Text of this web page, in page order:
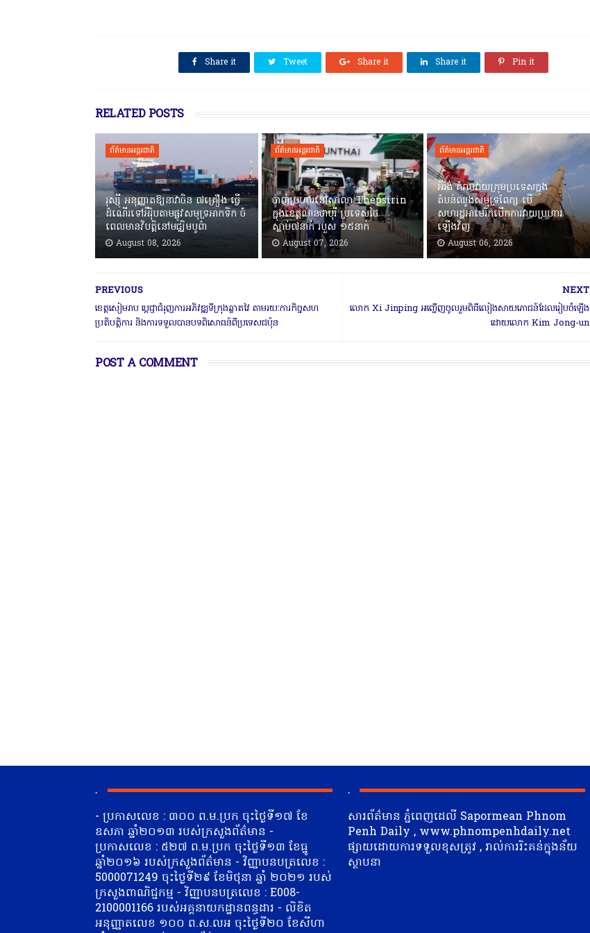
Share it Tweet Share it Share it Pin it
RELATED POSTS
ព័ត៌មានអន្តរជាតិ
រុស្ស៊ី អនុញ្ញាតឱ្យនាវាចិន ៧គ្រឿង ធ្វើ
ដំណើរទៅអឺរ៉ុបតាមផ្លូវសមុទ្រអាកទិក ចំ
ពេលមានវិបត្តិនៅមជ្ឈិមបូព៌ា
August 08, 2026
ព័ត៌មានអន្តរជាតិ
បាញ់ប្រហារនៅសាលា Thepsirin
ក្នុងខេត្តណនថាបុរី ប្រទេសថៃ
ស្លាប់៧នាក់ របួស ១៥នាក់
August 07, 2026
ព័ត៌មានអន្តរជាតិ
អ៊ីរ៉ង់ គំរាមវាយក្រុមប្រទេសក្នុង
តំបន់ឈូងសមុទ្រពែក្ស បើ
សហរដ្ឋអាមេរិកបើកការវាយប្រហារ
ឡើងវិញ
August 06, 2026
NEXT
លោក Xi Jinping អញ្ជើញចូលរួមពិធីលៀងសាយភោជន៍​​ដែលរៀបចំឡើង​
ដោយលោក Kim Jong-un
PREVIOUS
ខេត្តសៀមរាប ប្ដេជ្ញាជំរុញការអភិវឌ្ឍទីក្រុងឆ្លាតវៃ តាមរយៈការកិច្ចសហ
ប្រតិបត្តិការ និងការទទួលបានបទពិសោធន៍ពីប្រទេសជប៉ុន
POST A COMMENT
.
- ប្រកាសលេខ : ៣០០ ព.ម.ប្រក ចុះថ្ងៃទី១៧ ខែ
ឧសភា ឆ្នាំ២០១៣ របស់ក្រសួងព័ត៌មាន -
ប្រកាសលេខ : ៥២៧ ព.ម.ប្រក ចុះថ្ងៃទី១៣ ខែធ្នូ
ឆ្នាំ២០១៦ របស់ក្រសួងព័ត៌មាន - វិញ្ញាបនបត្រលេខ :
5000071249 ចុះថ្ងៃទី២៩ ខែមិថុនា​ ឆ្នាំ ២០២១ របស់
ក្រសួងពាណិជ្ជកម្ម - វិញ្ញាបនបត្រលេខ : E008-
2100001166 របស់អគ្គនាយកដ្ឋានពន្ធដារ - លិខិត
អនុញ្ញាតលេខ ១០០ ព.ស.លអ ចុះថ្ងៃទី២០ ខែសីហា
.
សារព័ត៌មាន ភ្នំពេញដេលី Sapormean Phnom
Penh Daily , www.phnompenhdaily.net
ផ្សាយដោយការទទួលខុសត្រូវ , រាល់ការរិះគន់ក្នុងន័យ
ស្ថាបនា